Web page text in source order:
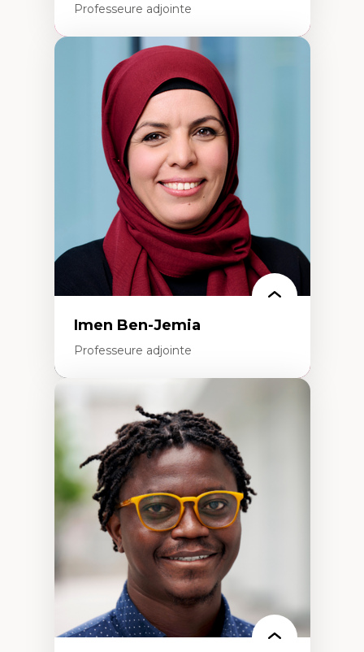
Professeure adjointe
Expertises
Méthodes de recherche
Acteurs plus qu'humains
Approches socio-écologiques
Conservation de la biodiversité
Collaboration et méthodes participatives
Études des sciences
Relations humain-environnement
Transdisciplinarité
Imen Ben-Jemia
Professeure adjointe
Expertises
Discours sur la ville et représentations
Mosquées, formes et usages au Canada
Reconnaissance et représentations des
communautés immigrantes dans l'espace
urbain
Design architectural et urbain
Patrimoine et patrimonialisation
Études postcoloniales et décolonisation des
savoirs